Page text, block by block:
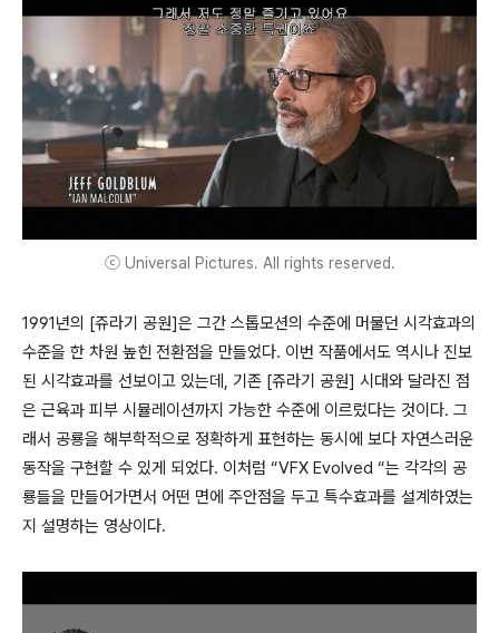
ⓒ Universal Pictures. All rights reserved.
1991년의 [쥬라기 공원]은 그간 스톱모션의 수준에 머물던 시각효과의
수준을 한 차원 높힌 전환점을 만들었다. 이번 작품에서도 역시나 진보
된 시각효과를 선보이고 있는데, 기존 [쥬라기 공원] 시대와 달라진 점
은 근육과 피부 시뮬레이션까지 가능한 수준에 이르렀다는 것이다. 그
래서 공룡을 해부학적으로 정확하게 표현하는 동시에 보다 자연스러운
동작을 구현할 수 있게 되었다. 이처럼 “VFX Evolved “는 각각의 공
룡들을 만들어가면서 어떤 면에 주안점을 두고 특수효과를 설계하였는
지 설명하는 영상이다.